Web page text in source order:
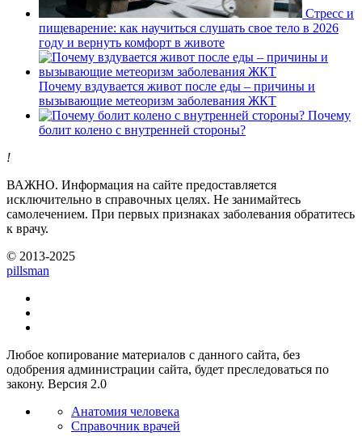
Стресс и
пищеварение: как научиться слушать свое тело в 2026
году и вернуть комфорт в животе
Почему вздувается живот после еды – причины и
вызывающие метеоризм заболевания ЖКТ
Почему
болит колено с внутренней стороны?
!
ВАЖНО. Информация на сайте предоставляется
исключительно в справочных целях. Не занимайтесь
самолечением. При первых признаках заболевания обратитесь
к врачу.
© 2013-2025
pillsman
Любое копирование материалов с данного сайта, без
одобрения администрации сайта, будет преследоваться по
закону. Версия 2.0
Анатомия человека
Справочник врачей